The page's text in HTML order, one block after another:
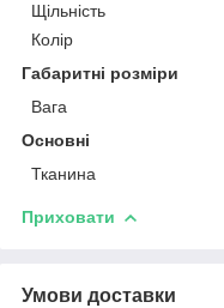
Щільність
Колір
Габаритні розміри
Вага
Основні
Тканина
Приховати
Умови доставки